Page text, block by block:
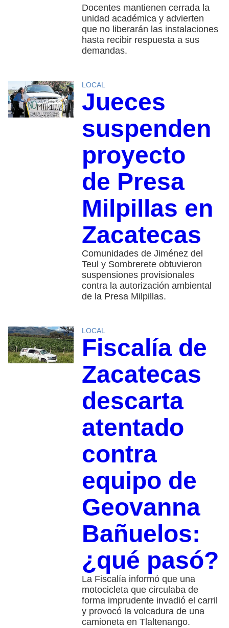
Docentes mantienen cerrada la
unidad académica y advierten
que no liberarán las instalaciones
hasta recibir respuesta a sus
demandas.
LOCAL
Jueces
suspenden
proyecto
de Presa
Milpillas en
Zacatecas
Comunidades de Jiménez del
Teul y Sombrerete obtuvieron
suspensiones provisionales
contra la autorización ambiental
de la Presa Milpillas.
LOCAL
Fiscalía de
Zacatecas
descarta
atentado
contra
equipo de
Geovanna
Bañuelos:
¿qué pasó?
La Fiscalía informó que una
motocicleta que circulaba de
forma imprudente invadió el carril
y provocó la volcadura de una
camioneta en Tlaltenango.